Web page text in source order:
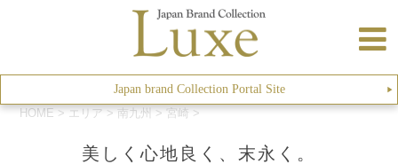
Japan brand Collection Portal Site ▶︎
HOME > エリア > 南九州 > 宮崎 >
美しく心地良く、末永く。